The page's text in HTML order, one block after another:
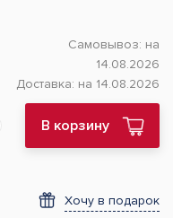
Самовывоз: на
14.08.2026
Доставка: на 14.08.2026
В корзину
Хочу в подарок